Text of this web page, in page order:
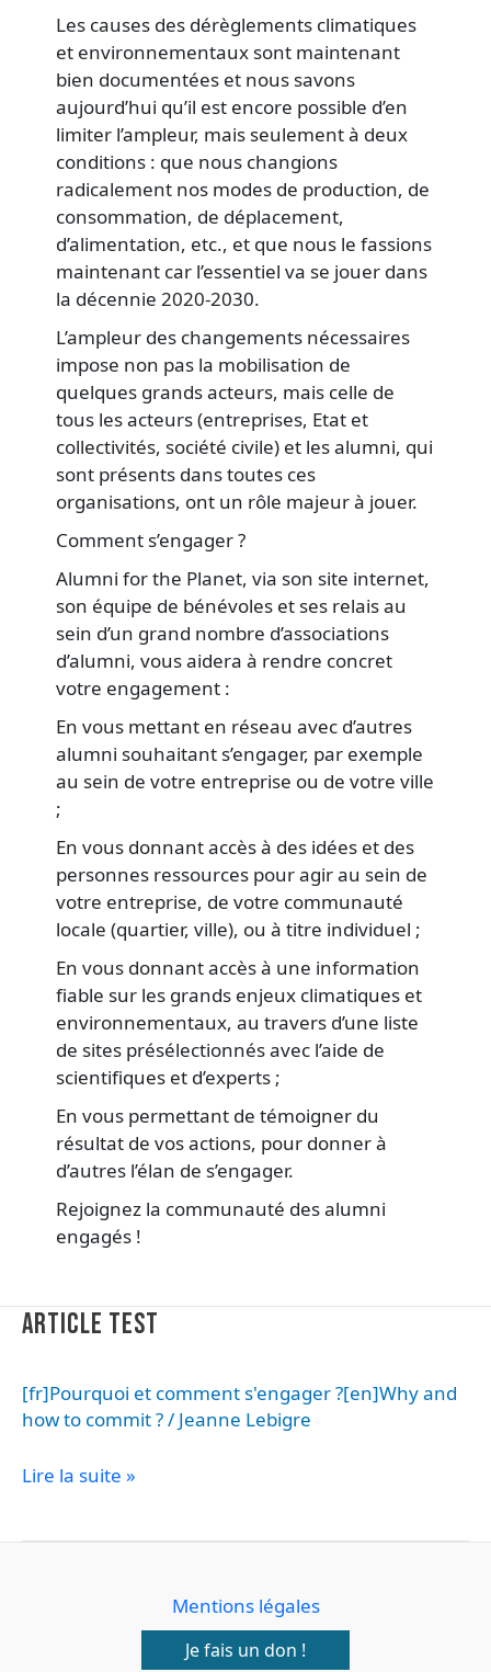
Les causes des dérèglements climatiques
et environnementaux sont maintenant
bien documentées et nous savons
aujourd’hui qu’il est encore possible d’en
limiter l’ampleur, mais seulement à deux
conditions : que nous changions
radicalement nos modes de production, de
consommation, de déplacement,
d’alimentation, etc., et que nous le fassions
maintenant car l’essentiel va se jouer dans
la décennie 2020-2030.
L’ampleur des changements nécessaires
impose non pas la mobilisation de
quelques grands acteurs, mais celle de
tous les acteurs (entreprises, Etat et
collectivités, société civile) et les alumni, qui
sont présents dans toutes ces
organisations, ont un rôle majeur à jouer.
Comment s’engager ?
Alumni for the Planet, via son site internet,
son équipe de bénévoles et ses relais au
sein d’un grand nombre d’associations
d’alumni, vous aidera à rendre concret
votre engagement :
En vous mettant en réseau avec d’autres
alumni souhaitant s’engager, par exemple
au sein de votre entreprise ou de votre ville
;
En vous donnant accès à des idées et des
personnes ressources pour agir au sein de
votre entreprise, de votre communauté
locale (quartier, ville), ou à titre individuel ;
En vous donnant accès à une information
fiable sur les grands enjeux climatiques et
environnementaux, au travers d’une liste
de sites présélectionnés avec l’aide de
scientifiques et d’experts ;
En vous permettant de témoigner du
résultat de vos actions, pour donner à
d’autres l’élan de s’engager.
Rejoignez la communauté des alumni
engagés !
ARTICLE TEST
[fr]Pourquoi et comment s'engager ?[en]Why and
how to commit ?/ Jeanne Lebigre
Article
Lire la suite »
Mentions légales
Je fais un don !